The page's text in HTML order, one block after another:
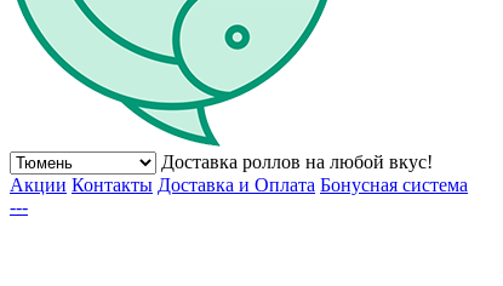
Доставка роллов на любой вкус!
Акции Контакты Доставка и Оплата Бонусная система
---